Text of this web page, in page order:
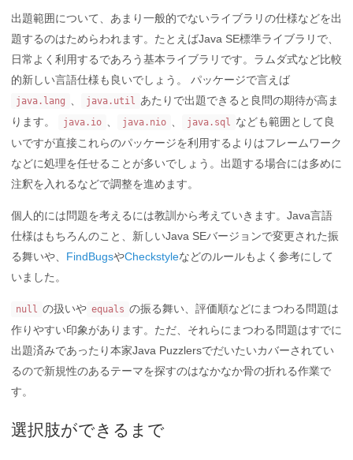
出題範囲について、あまり一般的でないライブラリの仕様などを出
題するのはためらわれます。たとえばJava SE標準ライブラリで、
日常よく利用するであろう基本ライブラリです。ラムダ式など比較
的新しい言語仕様も良いでしょう。 パッケージで言えば
java.lang java.util あたりで出題できると良問の期待が高ま
ります。
java.io java.nio java.sql なども範囲として良
いですが直接これらのパッケージを利用するよりはフレームワーク
などに処理を任せることが多いでしょう。出題する場合には多めに
注釈を入れるなどで調整を進めます。
個人的には問題を考えるには教訓から考えていきます。Java言語
仕様はもちろんのこと、新しいJava SEバージョンで変更された振
る舞いや、 FindBugsやCheckstyleなどのルールもよく参考にして
いました。
null の扱いや equals の振る舞い、評価順などにまつわる問題は
作りやすい印象があります。ただ、それらにまつわる問題はすでに
出題済みであったり本家Java Puzzlersでだいたいカバーされてい
るので新規性のあるテーマを探すのはなかなか骨の折れる作業で
す。
選択肢ができるまで